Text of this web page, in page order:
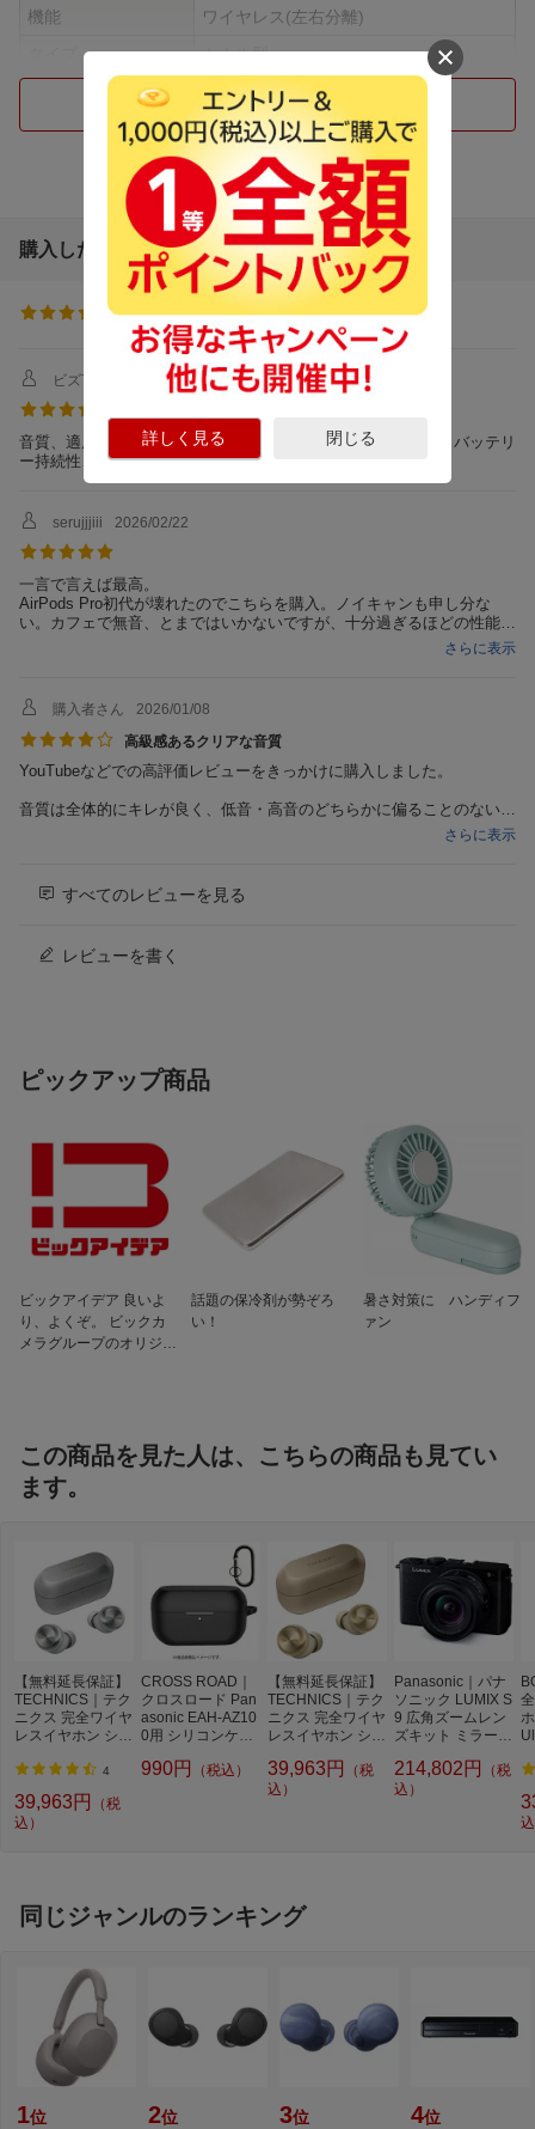
詳しく見る 閉じる
機能
ワイヤレス(左右分離)
カナル型
ノイズキャンセリン
ノイズキャンセリング対応
Bluetooth対応
BluetoothのClass
Class1 （10 dbM）
Bluetooth 対応プロ
ファイル
A2DP、AVRCP、HSP、HFP、TMAP、P
BluetoothVersion
Ver.5.3
Bluetooth対応コーデ
SBC、AAC、LDAC、LC3
Bluetoothマルチペア
リング
3台
充電端子
USB Type-C
音楽再生時間
ケース充電時間
イヤホン充電時間
約2.0時間
ハイレゾ音源
ハイレゾ対応
防水・防滴
防滴対応
リモコン・マイク
リモコン・マイク対応
専用アプリ
専用アプリ対応
C形状、出力：Type-C形状)
仕様3
DC 5V、 500mA (内蔵電池(イヤホン・
充電ケース共)：3.7V）
つづきを見る
購入した人のレビュー
4.29 (7件)
ビズ7102 2026/07/08
音質、適度な重量感、ケースと本体の質感、装着性、接続性、バッテリ
ー持続性、アプリの機能、全てにおいて満足しています。
serujjjiii 2026/02/22
一言で言えば最高。
AirPods Pro初代が壊れたのでこちらを購入。ノイキャンも申し分な
い。カフェで無音、とまではいかないですが、十分過ぎるほどの性能か
ランニングにも使えます。安いイヤホンのノイキャンだと、風切り音が
ます。軽いランニング程度では耳から落ちることはなかったです。
音質については、感動しました。イヤホンでもこんなに低音出るんだな
って。いろんな方のレビューにも低音がいいって言われてますが、本当
ライザーもあって好みの音質にいじれるし、素晴らしいと思います。
さらに表示
購入者さん
2026/01/08
高級感あるクリアな音質
YouTubeなどでの高評価レビューをきっかけに購入しました。
音質は全体的にキレが良く、低音・高音のどちらかに偏ることのないバ
た。
再生中に音が途切れたり不安定になる場面が少ない点は好印象です。
えました。ご参考までに。
さらに表示
すべてのレビューを見る
レビューを書く
ピックアップ商品
ビックアイデア 良いよ
り、よくぞ。 ビックカ
メラグループのオリジナ
話題の保冷剤が勢ぞろ
い！
暑さ対策に ハンディフ
ァン
この商品を見た人は、こちらの商品も見てい
ます。
【無料延長保証】
TECHNICS｜テク
ニクス 完全ワイヤ
レスイヤホン シル
S [ワイヤレス(左
右分離) /カナル型 /
ノイズキャンセリ
ング対応 /Bluetoot
4
39,963円
（税
込）
CROSS ROAD｜
クロスロード Pan
asonic EAH-AZ10
0用 シリコンケー
C-AZ100-SBK
990円 （税込）
【無料延長保証】
TECHNICS｜テク
ニクス 完全ワイヤ
レスイヤホン シャ
AH-AZ100-N [ワイ
ヤレス(左右分離) /
39,963円
（税
込）
Panasonic｜パナ
ソニック LUMIX S
9 広角ズームレン
ズキット ミラーレ
ットブラック DC-
S9N-K [ズームレ
214,802円
（税
込）
同じジャンルのランキング
1位 2位 3位 4位